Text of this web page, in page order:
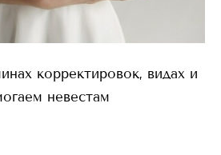
корректировок, видах и
невестам